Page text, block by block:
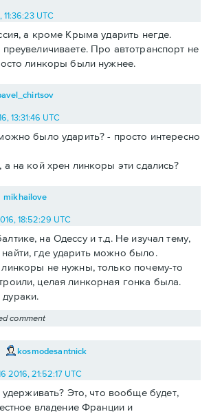
11:36:23 UTC
а кроме Крыма ударить негде.
Про автотранспорт не
линкоры были нужнее.
13:31:46 UTC
было ударить? - просто интересно
а на кой хрен линкоры эти сдались?
mikhailove
18:52:29 UTC
на Одессу и т.д. Не изучал тему,
где ударить можно было.
не нужны, только почему-то
целая линкорная гонка была.
comment
kosmodesantnick
2016, 21:52:17 UTC
Это, что вообще будет,
владение Франции и